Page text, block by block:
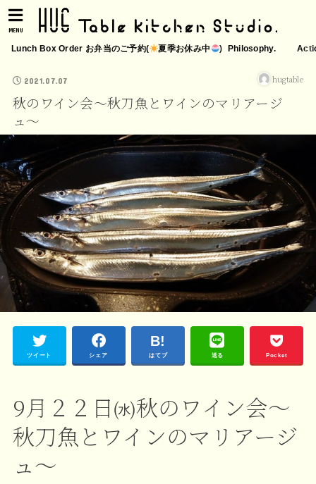
MENU
Lunch Box Order お弁当のご予約( 夏季お休み中 ) Philosophy.
2021.07.07 hugtable
秋のワイン会〜秋刀魚とワインのマリアージ
ュ〜
ツイート シェア はてブ 送る Pocket
9月２２日㈬秋のワイン会〜
秋刀魚とワインのマリアージ
ュ〜